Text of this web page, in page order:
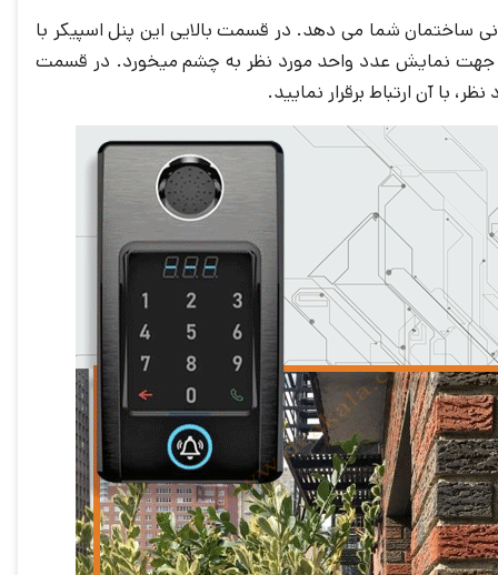
ساختمان شما می دهد. در قسمت بالایی این پنل اسپیکر با
جهت نمایش عدد واحد مورد نظر به چشم میخورد. در قسمت
با آن ارتباط برقرار نمایید.